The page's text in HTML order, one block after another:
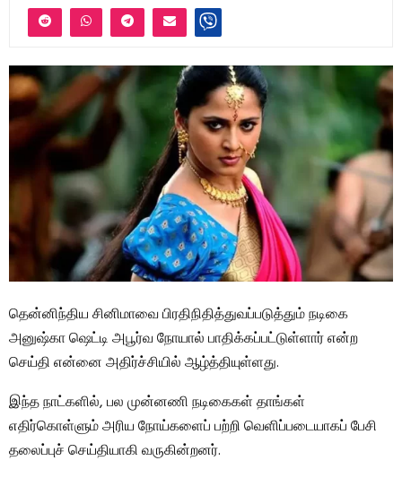
தென்னிந்திய சினிமாவை பிரதிநிதித்துவப்படுத்தும் நடிகை
அனுஷ்கா ஷெட்டி அபூர்வ நோயால் பாதிக்கப்பட்டுள்ளார் என்ற
செய்தி என்னை அதிர்ச்சியில் ஆழ்த்தியுள்ளது.
இந்த நாட்களில், பல முன்னணி நடிகைகள் தாங்கள்
எதிர்கொள்ளும் அரிய நோய்களைப் பற்றி வெளிப்படையாகப் பேசி
தலைப்புச் செய்தியாகி வருகின்றனர்.